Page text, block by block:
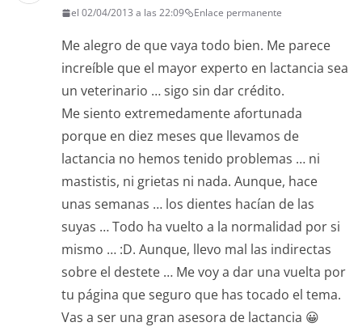
el 02/04/2013 a las 22:09 Enlace permanente
Me alegro de que vaya todo bien. Me parece
increíble que el mayor experto en lactancia sea
un veterinario … sigo sin dar crédito.
Me siento extremedamente afortunada
porque en diez meses que llevamos de
lactancia no hemos tenido problemas … ni
mastistis, ni grietas ni nada. Aunque, hace
unas semanas … los dientes hacían de las
suyas … Todo ha vuelto a la normalidad por si
mismo … :D. Aunque, llevo mal las indirectas
sobre el destete … Me voy a dar una vuelta por
tu página que seguro que has tocado el tema.
Vas a ser una gran asesora de lactancia 😀